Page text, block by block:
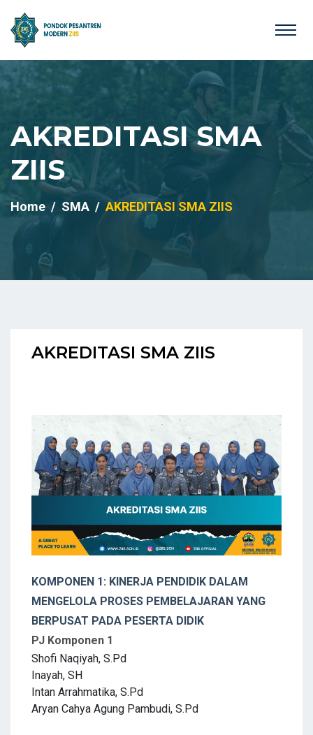
AKREDITASI SMA
ZIIS
Home SMA AKREDITASI SMA ZIIS
AKREDITASI SMA ZIIS
KOMPONEN 1: KINERJA PENDIDIK DALAM
MENGELOLA PROSES PEMBELAJARAN YANG
BERPUSAT PADA PESERTA DIDIK
PJ Komponen 1
Shofi Naqiyah, S.Pd
Inayah, SH
Intan Arrahmatika, S.Pd
Aryan Cahya Agung Pambudi, S.Pd